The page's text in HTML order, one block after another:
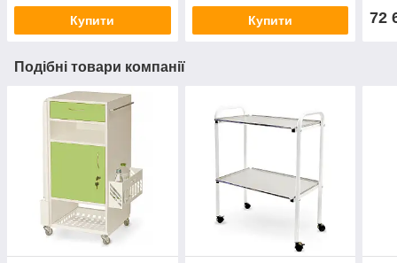
Купити Купити 72
Подібні товари компанії